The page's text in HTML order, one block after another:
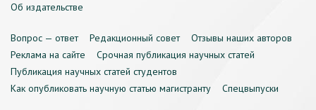
Об издательстве
Вопрос — ответ Редакционный совет
Отзывы наших авторов
Реклама на сайте
Срочная публикация научных статей
Публикация научных статей студентов
Как опубликовать научную статью магистранту
Спецвыпуски